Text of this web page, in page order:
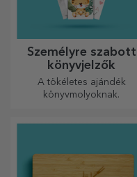
Személyre szabott
könyvjelzők
A tökéletes ajándék
könyvmolyoknak.